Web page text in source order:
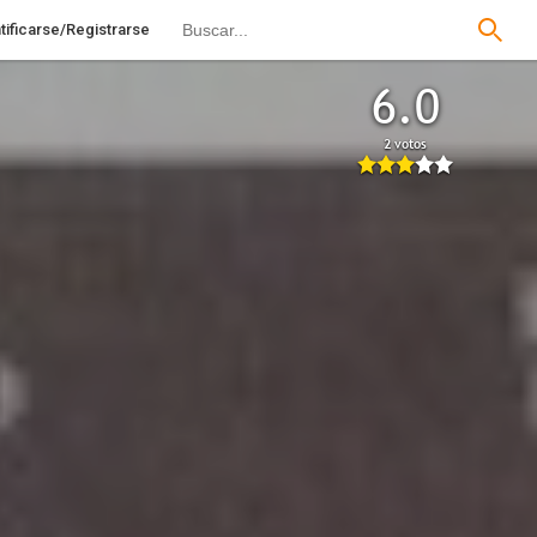
Registrarse
6.0
2 votos